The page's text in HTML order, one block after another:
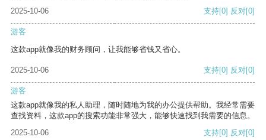
2025-10-06
支持[0] 反对[0]
游客
这款app就像我的财务顾问，让我能够省钱又省心。
2025-10-06 支持[0] 反对[0]
游客
这款app就像我的私人助理，随时随地为我的办公提供帮助。我经常需要
查找资料，这款app的搜索功能非常强大，能够快速找到我需要的信息。
2025-10-06
支持[0] 反对[0]